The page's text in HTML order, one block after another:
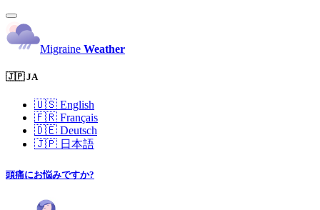
Migraine Weather
🇯🇵 JA
🇺🇸 English
🇫🇷 Français
🇩🇪 Deutsch
🇯🇵 日本語
頭痛にお悩みですか?